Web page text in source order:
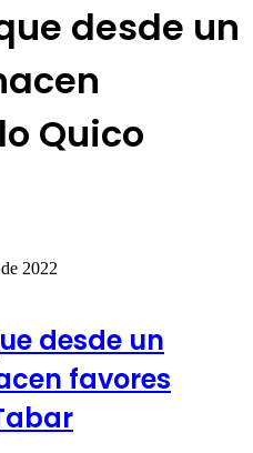
desde un
Quico
2022
desde un
favores